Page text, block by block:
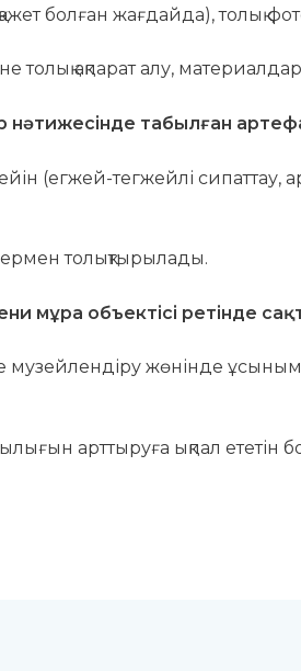
болған жағдайда), толық
толық ақпарат алу,
табылған
(егжей-тегжейлі
толықтырылады.
объектісі ретінде
жөнінде
арттыруға ықпал ететін